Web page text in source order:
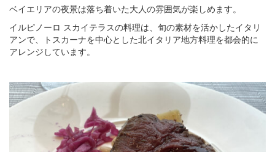
ベイエリアの夜景は落ち着いた大人の雰囲気が楽しめます。
イルピノーロ スカイテラスの料理は、旬の素材を活かしたイタリ
アンで、トスカーナを中心とした北イタリア地方料理を都会的に
アレンジしています。